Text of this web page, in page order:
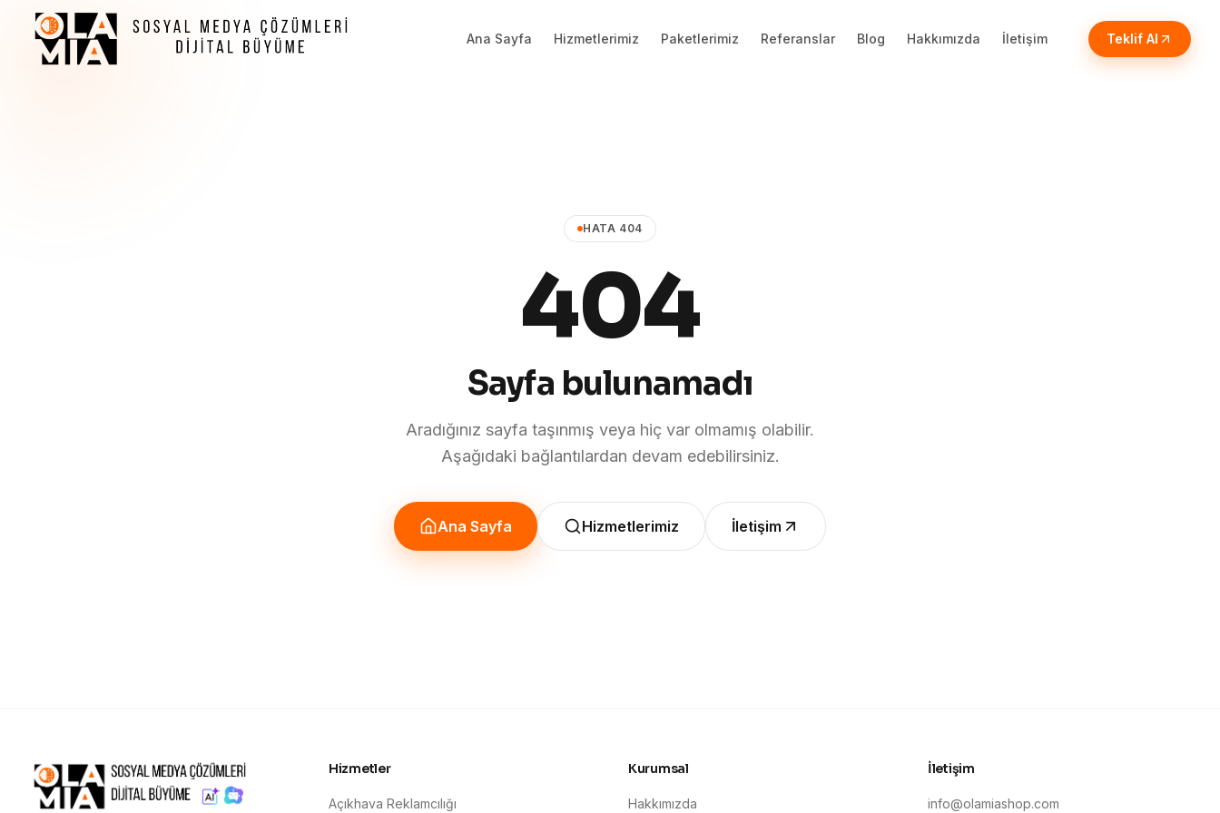
Ana Sayfa Hizmetlerimiz Paketlerimiz Referanslar Blog Hakkımızda İletişim Teklif Al
HATA 404
404
Sayfa bulunamadı
Aradığınız sayfa taşınmış veya hiç var olmamış olabilir.
Aşağıdaki bağlantılardan devam edebilirsiniz.
Ana Sayfa Hizmetlerimiz İletişim
Hizmetler
Açıkhava Reklamcılığı
Kurumsal
Hakkımızda
İletişim
info@olamiashop.com